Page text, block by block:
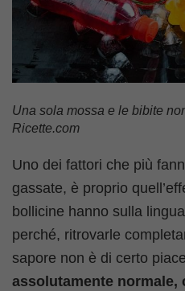
Una sola mossa e le bibite
Ricette.com
Uno dei fattori che più
gassate, è proprio
bollicine hanno sulla
perché, ritrovarle
sapore non è di certo
assolutamente normale,